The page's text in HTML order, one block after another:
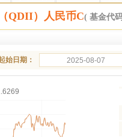
QDII）人民币C( 基金代
始日期：